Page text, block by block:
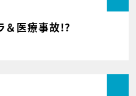
医療事故!?